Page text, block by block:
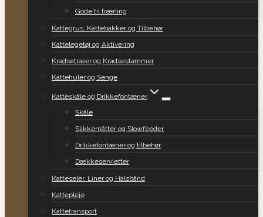
Gode til træning
Kattegrus, Kattebakker og Tilbehør
Kattelegetøj og Aktivering
Kradsetræer og Kradsestammer
Kattehuler og Senge
Katteskåle og Drikkefontæner
Skåle
Slikkemåtter og Slowfeeder
Drikkefontæner og tilbehør
Dækkeservietter
Katteseler, Liner og Halsbånd
Kattepleje
Kattetransport